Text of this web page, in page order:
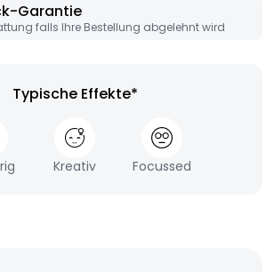
Garantie
falls Ihre Bestellung abgelehnt wird
Typische Effekte*
Kreativ Focussed